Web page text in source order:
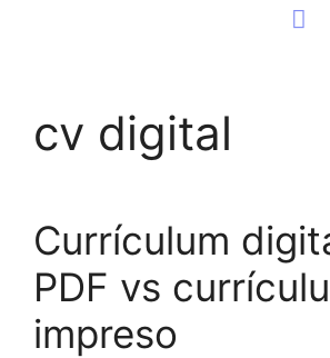
cv digital
Currículum
PDF vs
impreso